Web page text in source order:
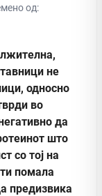
од:
не
односно
во
да
што
со тој на
помала
предизвика